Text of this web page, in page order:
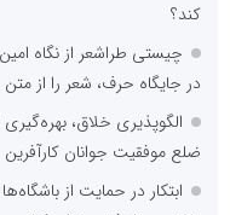
کند؟
چیستی طراشعر از نگاه
در جایگاه حرف، شعر را از
الگوپذیری خلاق،
ضلع موفقیت جوانان کارآفرین
ابتکار در حمایت از